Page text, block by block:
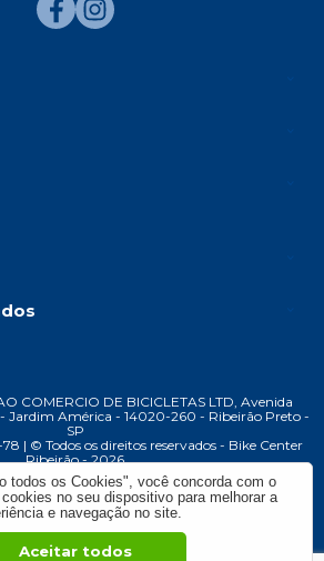
COMERCIO DE BICICLETAS LTD, Avenida
- Jardim América - 14020-260 - Ribeirão Preto -
SP
| © Todos os direitos reservados - Bike Center
Ribeirão - 2026
todos os Cookies", você concorda com o
no seu dispositivo para melhorar a
e navegação no site.
Aceitar todos